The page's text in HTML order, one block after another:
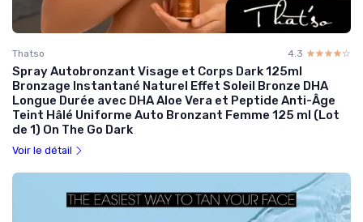
Thatso 4.3 ☆☆☆☆☆
★★★★★
Spray Autobronzant Visage et Corps Dark 125ml
Bronzage Instantané Naturel Effet Soleil Bronze DHA
Longue Durée avec DHA Aloe Vera et Peptide Anti-Âge
Teint Hâlé Uniforme Auto Bronzant Femme 125 ml (Lot
de 1) On The Go Dark
Voir le détail